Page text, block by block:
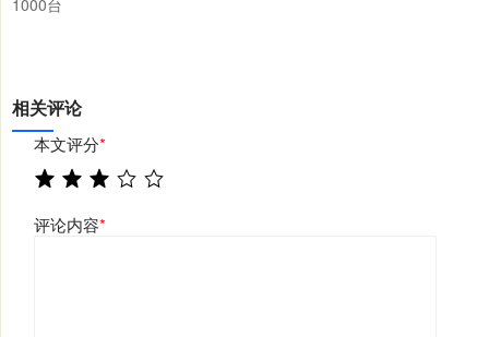
相关评论
本文评分*
评论内容*